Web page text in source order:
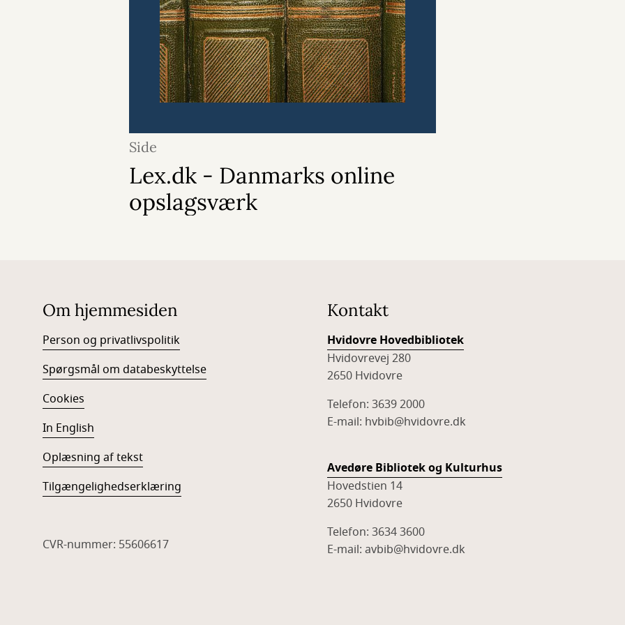
Side
Lex.dk - Danmarks online
opslagsværk
Om hjemmesiden
Person og privatlivspolitik
Spørgsmål om databeskyttelse
Cookies
In English
Oplæsning af tekst
Tilgængelighedserklæring
CVR-nummer: 55606617
Kontakt
Hvidovre Hovedbibliotek
Hvidovrevej 280
2650 Hvidovre
Telefon: 3639 2000
E-mail: hvbib@hvidovre.dk
Avedøre Bibliotek og Kulturhus
Hovedstien 14
2650 Hvidovre
Telefon: 3634 3600
E-mail: avbib@hvidovre.dk